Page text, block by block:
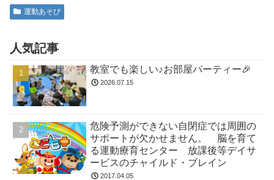
運動あそび
人気記事
教室でも楽しい♪お部屋パーティー🎉
2026.07.15
危険予測ができない自閉症では周囲の
サポートが欠かせません。 脳を育て
る運動療育センター 放課後等デイサ
ービスのチャイルド・ブレイン
2017.04.05